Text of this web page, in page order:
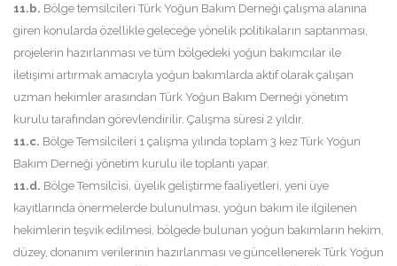
11.b. Bölge temsilcileri Türk Yoğun Bakım Derneği çalışma alanına
giren konularda özellikle geleceğe yönelik politikaların saptanması,
projelerin hazırlanması ve tüm bölgedeki yoğun bakımcılar ile
iletişimi artırmak amacıyla yoğun bakımlarda aktif olarak çalışan
uzman hekimler arasından Türk Yoğun Bakım Derneği yönetim
kurulu tarafından görevlendirilir. Çalışma süresi 2 yıldır.
11.c. Bölge Temsilcileri 1 çalışma yılında toplam 3 kez Türk Yoğun
Bakım Derneği yönetim kurulu ile toplantı yapar.
11.d. Bölge Temsilcisi, üyelik geliştirme faaliyetleri, yeni üye
kayıtlarında önermelerde bulunulması, yoğun bakım ile ilgilenen
hekimlerin teşvik edilmesi, bölgede bulunan yoğun bakımların hekim,
düzey, donanım verilerinin hazırlanması ve güncellenerek Türk Yoğun